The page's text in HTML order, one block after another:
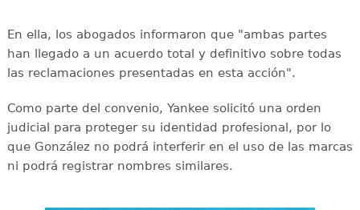
En ella, los abogados informaron que "ambas partes
han llegado a un acuerdo total y definitivo sobre todas
las reclamaciones presentadas en esta acción".
Como parte del convenio, Yankee solicitó una orden
judicial para proteger su identidad profesional, por lo
que González no podrá interferir en el uso de las marcas
ni podrá registrar nombres similares.